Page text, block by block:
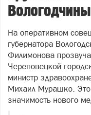
Вологодчины
На оперативном
губернатора
Филимонова
Череповецкой
министр
Михаил Мурашко. Это
значимость нового